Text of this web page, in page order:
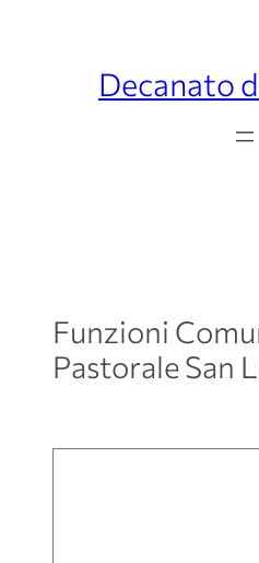
Decanato
Funzioni
Pastorale San